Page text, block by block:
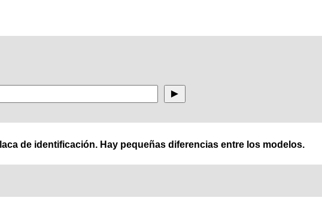
de identificación. Hay pequeñas diferencias entre los modelos.